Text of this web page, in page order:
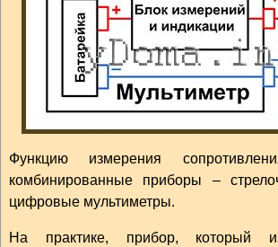
Функцию измерения
комбинированные приборы –
цифровые мультиметры.
На практике, прибор, который